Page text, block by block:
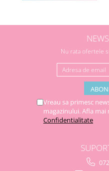
Nu rata ofertele
Vreau sa primesc
magazinului. Afla mai
Confidentialitate